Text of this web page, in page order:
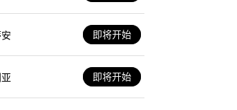
即将开始
即将开始